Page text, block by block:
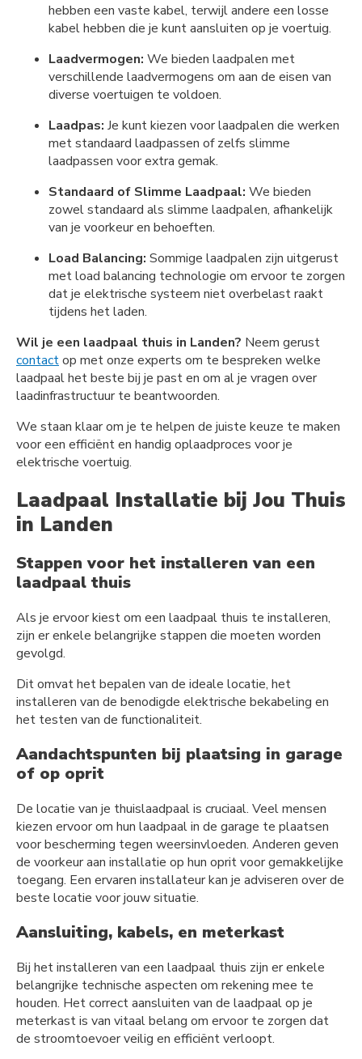
hebben een vaste kabel, terwijl andere een losse
kabel hebben die je kunt aansluiten op je voertuig.
Laadvermogen: We bieden laadpalen met
verschillende laadvermogens om aan de eisen van
diverse voertuigen te voldoen.
Laadpas: Je kunt kiezen voor laadpalen die werken
met standaard laadpassen of zelfs slimme
laadpassen voor extra gemak.
Standaard of Slimme Laadpaal: We bieden
zowel standaard als slimme laadpalen, afhankelijk
van je voorkeur en behoeften.
Load Balancing: Sommige laadpalen zijn uitgerust
met load balancing technologie om ervoor te zorgen
dat je elektrische systeem niet overbelast raakt
tijdens het laden.
Wil je een laadpaal thuis in Landen? Neem gerust
contactop met onze experts om te bespreken welke
laadpaal het beste bij je past en om al je vragen over
laadinfrastructuur te beantwoorden.
We staan klaar om je te helpen de juiste keuze te maken
voor een efficiënt en handig oplaadproces voor je
elektrische voertuig.
Laadpaal Installatie bij Jou Thuis
in Landen
Stappen voor het installeren van een
laadpaal thuis
Als je ervoor kiest om een laadpaal thuis te installeren,
zijn er enkele belangrijke stappen die moeten worden
gevolgd.
Dit omvat het bepalen van de ideale locatie, het
installeren van de benodigde elektrische bekabeling en
het testen van de functionaliteit.
Aandachtspunten bij plaatsing in garage
of op oprit
De locatie van je thuislaadpaal is cruciaal. Veel mensen
kiezen ervoor om hun laadpaal in de garage te plaatsen
voor bescherming tegen weersinvloeden. Anderen geven
de voorkeur aan installatie op hun oprit voor gemakkelijke
toegang. Een ervaren installateur kan je adviseren over de
beste locatie voor jouw situatie.
Aansluiting, kabels, en meterkast
Bij het installeren van een laadpaal thuis zijn er enkele
belangrijke technische aspecten om rekening mee te
houden. Het correct aansluiten van de laadpaal op je
meterkast is van vitaal belang om ervoor te zorgen dat
de stroomtoevoer veilig en efficiënt verloopt.